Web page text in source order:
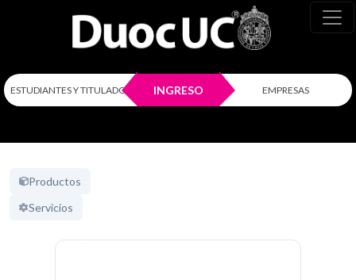
ESTUDIANTES Y TITULADOS INGRESO EMPRESAS
Productos
Servicios